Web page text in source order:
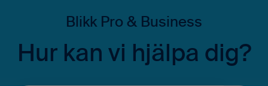
Hur kan vi hjälpa dig?